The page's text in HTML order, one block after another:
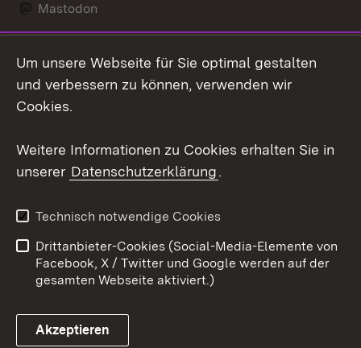
Mastodon
X / Twitter
Youtube
Link zum Landesportal
Kontakt
Datenschutz
Barrierefreiheit
Impressum Cookies
Um unsere Webseite für Sie optimal gestalten
und verbessern zu können, verwenden wir
Cookies.
Weitere Informationen zu Cookies erhalten Sie in
unserer Datenschutzerklärung.
Technisch notwendige Cookies
Drittanbieter-Cookies (Social-Media-Elemente von
Facebook, X / Twitter und Google werden auf der
gesamten Webseite aktiviert.)
Akzeptieren